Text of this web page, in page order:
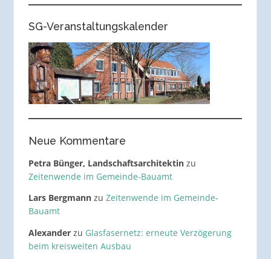
SG-Veranstaltungskalender
Neue Kommentare
Petra Bünger, Landschaftsarchitektinzu
Zeitenwende im Gemeinde-Bauamt
Lars Bergmannzu Zeitenwende im Gemeinde-
Bauamt
Alexanderzu Glasfasernetz: erneute Verzögerung
beim kreisweiten Ausbau